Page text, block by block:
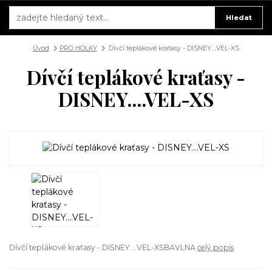
Hledat
Úvod PRO HOLKY Dívčí teplákové kraťasy - DISNEY....VEL-XS
Dívčí teplákové kraťasy -
DISNEY....VEL-XS
Dívčí teplákové kraťasy - DISNEY....VEL-XSBAVLNA celý popis